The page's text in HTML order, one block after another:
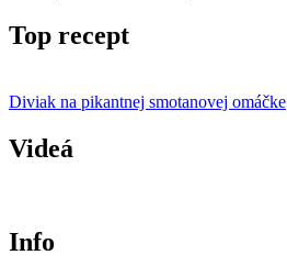
Top recept
Diviak na pikantnej smotanovej omáčke
Videá
Info